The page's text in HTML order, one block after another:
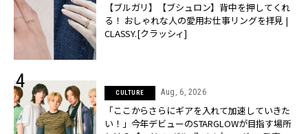
【ブルガリ】【ブシュロン】背中を押してくれ
る！ おしゃれな人の愛用お仕事リングを拝見 |
CLASSY.[クラッシィ]
CULTURE Aug, 6, 2026
「ここからさらにギアを入れて加速していきた
い！」今年デビューのSTARGLOWが目指す場所